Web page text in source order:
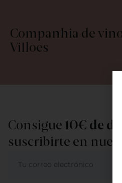
Companhia de
Villoes
Consigue 10€ de
suscribirte en